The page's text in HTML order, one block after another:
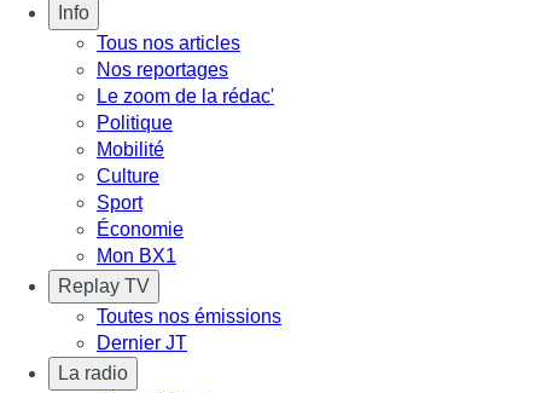
Info
Tous nos articles
Nos reportages
Le zoom de la rédac'
Politique
Mobilité
Culture
Sport
Économie
Mon BX1
Replay TV
Toutes nos émissions
Dernier JT
La radio